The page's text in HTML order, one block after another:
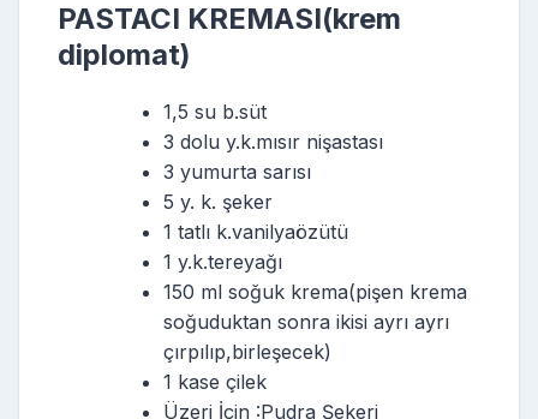
PASTACI KREMASI(krem
diplomat)
1,5 su b.süt
3 dolu y.k.mısır nişastası
3 yumurta sarısı
5 y. k. şeker
1 tatlı k.vanilyaözütü
1 y.k.tereyağı
150 ml soğuk krema(pişen krema
soğuduktan sonra ikisi ayrı ayrı
çırpılıp,birleşecek)
1 kase çilek
Üzeri İçin :Pudra Şekeri